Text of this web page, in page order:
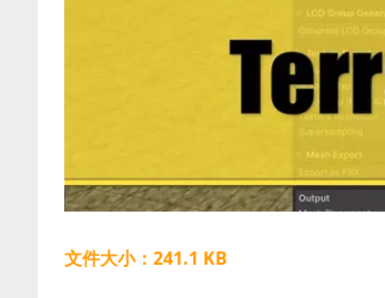
文件大小：241.1 KB